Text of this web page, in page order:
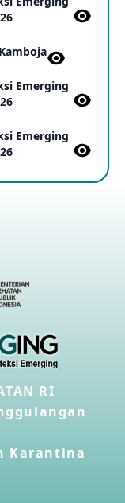
RD Kongo dan
17 May 2026
Keempat di
Emerging
Emerging
RI
Karantina